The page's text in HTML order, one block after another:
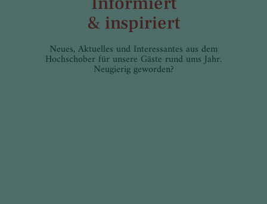
& inspiriert
Neues, Aktuelles und Interessantes aus dem
Hochschober für unsere Gäste rund ums Jahr.
Neugierig geworden?